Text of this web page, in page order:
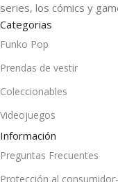
series, los cómics y
Categorias
Funko Pop
Prendas de vestir
Coleccionables
Videojuegos
Información
Preguntas Frecuentes
Protección al